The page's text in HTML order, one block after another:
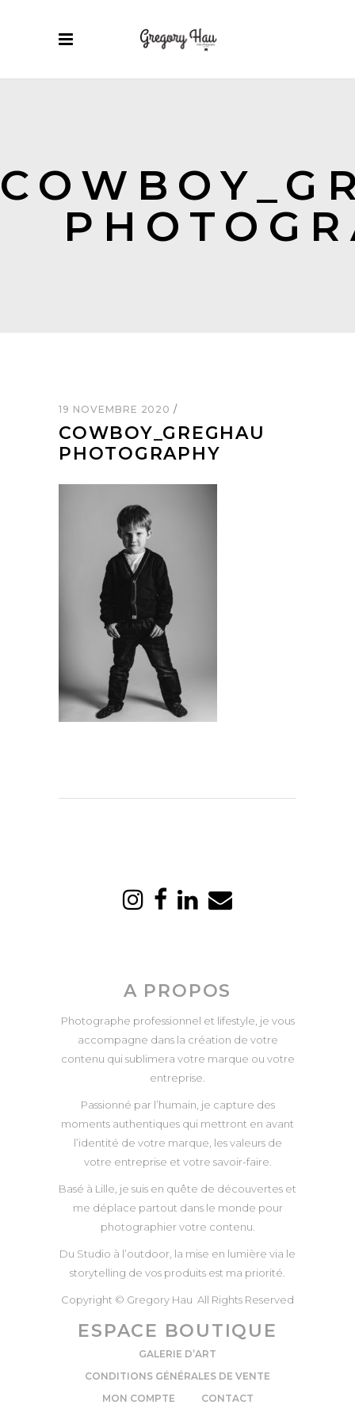
19 NOVEMBRE 2020
COWBOY_GREGHAU
PHOTOGRAPHY
A PROPOS
Photographe professionnel et lifestyle, je vous
accompagne dans la création de votre
contenu qui sublimera votre marque ou votre
entreprise.
Passionné par l’humain, je capture des
moments authentiques qui mettront en avant
l’identité de votre marque, les valeurs de
votre entreprise et votre savoir-faire.
Basé à Lille, je suis en quête de découvertes et
me déplace partout dans le monde pour
photographier votre contenu.
Du Studio à l’outdoor, la mise en lumière via le
storytelling de vos produits est ma priorité.
Copyright © Gregory Hau All Rights Reserved
ESPACE BOUTIQUE
GALERIE D’ART
CONDITIONS GÉNÉRALES DE VENTE
MON COMPTE
CONTACT